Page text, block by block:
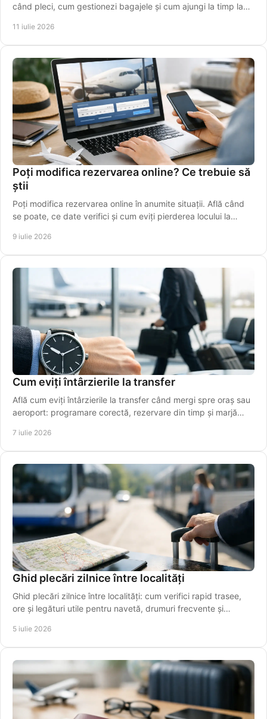
când pleci, cum gestionezi bagajele și cum ajungi la timp la
11 iulie 2026
Poți modifica rezervarea online? Ce trebuie să
știi
Poți modifica rezervarea online în anumite situații. Află când
se poate, ce date verifici și cum eviți pierderea locului la
9 iulie 2026
Cum eviți întârzierile la transfer
Află cum eviți întârzierile la transfer când mergi spre oraș sau
aeroport: programare corectă, rezervare din timp și marjă
7 iulie 2026
Ghid plecări zilnice între localități
Ghid plecări zilnice între localități: cum verifici rapid trasee,
ore și legături utile pentru navetă, drumuri frecvente și
5 iulie 2026